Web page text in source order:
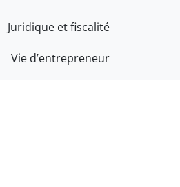
Juridique et fiscalité
Vie d’entrepreneur